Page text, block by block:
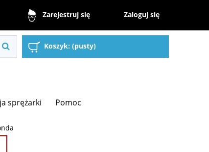
Zarejestruj się Zaloguj się
Koszyk: (pusty)
sprężarki Pomoc